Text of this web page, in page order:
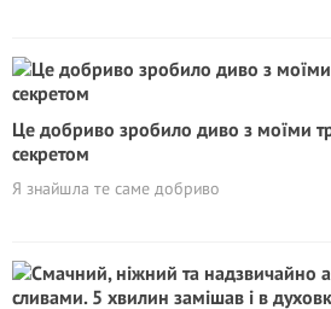
Це добриво зробило диво з моїми
секретом
Я знайшла те саме добриво